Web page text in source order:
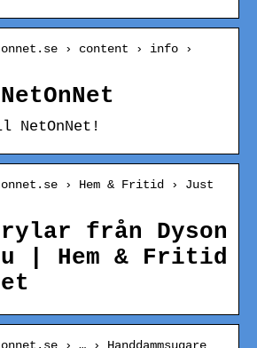
› content › info ›
NetOnNet!
› Hem & Fritid › Just
från Dyson
| Hem & Fritid
› … › Handdammsugare